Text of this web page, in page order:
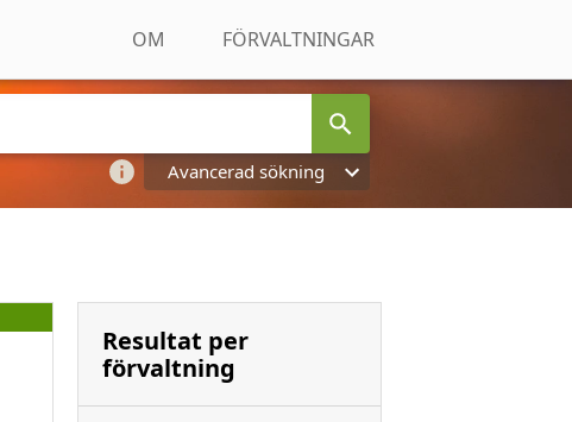
OM FÖRVALTNINGAR
Avancerad sökning
Resultat per
förvaltning